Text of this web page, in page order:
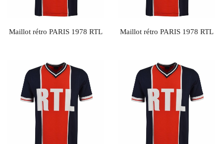
Maillot rétro PARIS 1978 RTL Maillot rétro PARIS 1978 RTL